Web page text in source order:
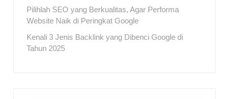
Pilihlah SEO yang Berkualitas, Agar Performa
Website Naik di Peringkat Google
Kenali 3 Jenis Backlink yang Dibenci Google di
Tahun 2025